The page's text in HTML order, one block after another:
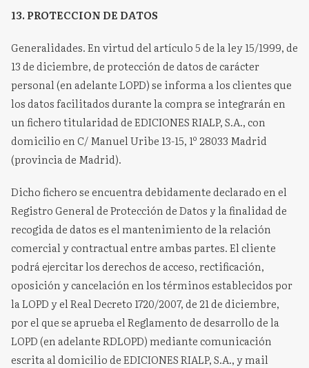
13. PROTECCION DE DATOS
Generalidades. En virtud del artículo 5 de la ley 15/1999, de
13 de diciembre, de protección de datos de carácter
personal (en adelante LOPD) se informa a los clientes que
los datos facilitados durante la compra se integrarán en
un fichero titularidad de EDICIONES RIALP, S.A., con
domicilio en C/ Manuel Uribe 13-15, 1º 28033 Madrid
(provincia de Madrid).
Dicho fichero se encuentra debidamente declarado en el
Registro General de Protección de Datos y la finalidad de
recogida de datos es el mantenimiento de la relación
comercial y contractual entre ambas partes. El cliente
podrá ejercitar los derechos de acceso, rectificación,
oposición y cancelación en los términos establecidos por
la LOPD y el Real Decreto 1720/2007, de 21 de diciembre,
por el que se aprueba el Reglamento de desarrollo de la
LOPD (en adelante RDLOPD) mediante comunicación
escrita al domicilio de EDICIONES RIALP, S.A., y mail